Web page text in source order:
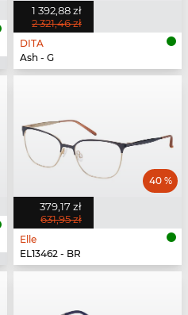
1 392,88 zł
2 321,46 zł
DITA
Ash - G
379,17 zł
631,95 zł
40 %
Elle
EL13462 - BR